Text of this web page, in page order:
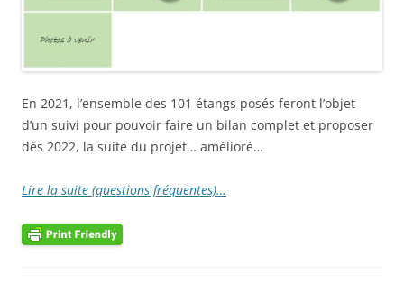
En 2021, l’ensemble des 101 étangs posés feront l’objet
d’un suivi pour pouvoir faire un bilan complet et proposer
dès 2022, la suite du projet… amélioré…
Lire la suite (questions fréquentes)…